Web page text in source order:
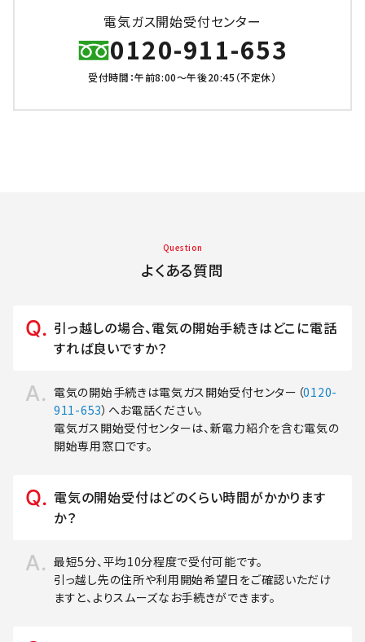
電気ガス開始受付センター
0120-911-653
受付時間：午前8:00～午後20:45（不定休）
Question
よくある質問
引っ越しの場合、電気の開始手続きはどこに電話
すれば良いですか？
電気の開始手続きは電気ガス開始受付センター（0120-
911-653）へお電話ください。
電気ガス開始受付センターは、新電力紹介を含む電気の
開始専用窓口です。
電気の開始受付はどのくらい時間がかかります
か？
最短5分、平均10分程度で受付可能です。
引っ越し先の住所や利用開始希望日をご確認いただけ
ますと、よりスムーズなお手続きができます。